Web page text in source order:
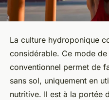
La culture hydroponique
considérable. Ce mode
conventionnel permet de
sans sol, uniquement en
nutritive. Il est à la portée